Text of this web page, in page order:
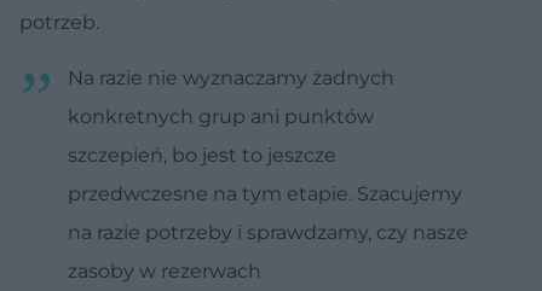
potrzeb.
Na razie nie wyznaczamy żadnych
konkretnych grup ani punktów
szczepień, bo jest to jeszcze
przedwczesne na tym etapie. Szacujemy
na razie potrzeby i sprawdzamy, czy nasze
zasoby w rezerwach